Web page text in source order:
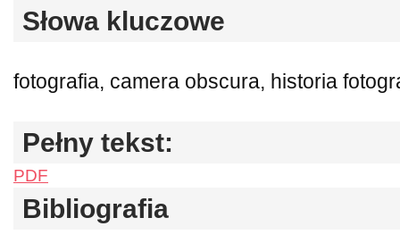
Słowa kluczowe
fotografia, camera obscura, historia
Pełny tekst:
PDF
Bibliografia